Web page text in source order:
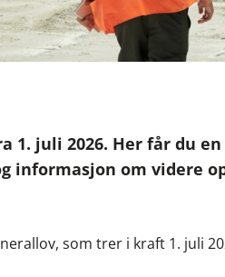
1. juli 2026. Her får du
informasjon om videre
som trer i kraft 1. juli